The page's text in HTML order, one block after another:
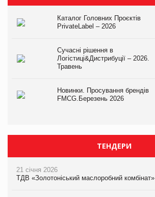
Каталог Головних Проєктів
PrivateLabel – 2026
Сучасні рішення в
Логістиці&Дистрибуції – 2026.
Травень
Новинки. Просування брендів
FMCG.Березень 2026
ТЕНДЕРИ
21 січня 2026
ТДВ «Золотоніський маслоробний комбінат»